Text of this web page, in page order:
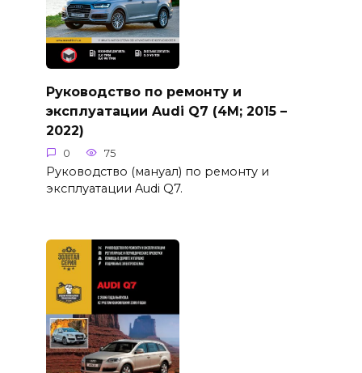
Руководство по ремонту и
эксплуатации Audi Q7 (4M; 2015 –
2022)
0 75
Руководство (мануал) по ремонту и
эксплуатации Audi Q7.